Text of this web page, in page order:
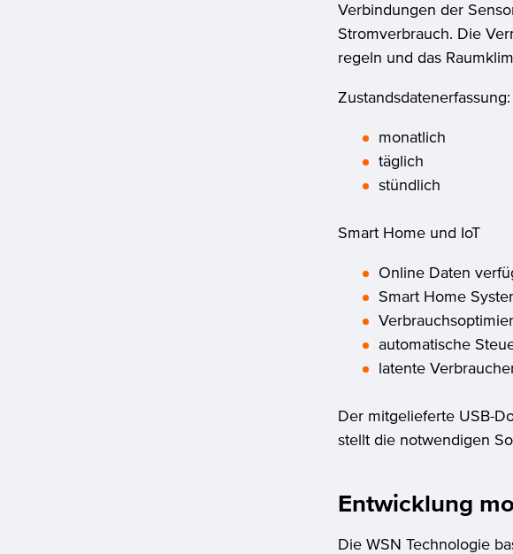
Verbindungen der
Stromverbrauch. Die
regeln und das
Zustandsdatenerfassung:
monatlich
täglich
stündlich
Smart Home und IoT
Online Daten
Smart Home
automatische
latente
Der mitgelieferte USB-
stellt die notwendigen
Entwicklung
Die WSN Technologie